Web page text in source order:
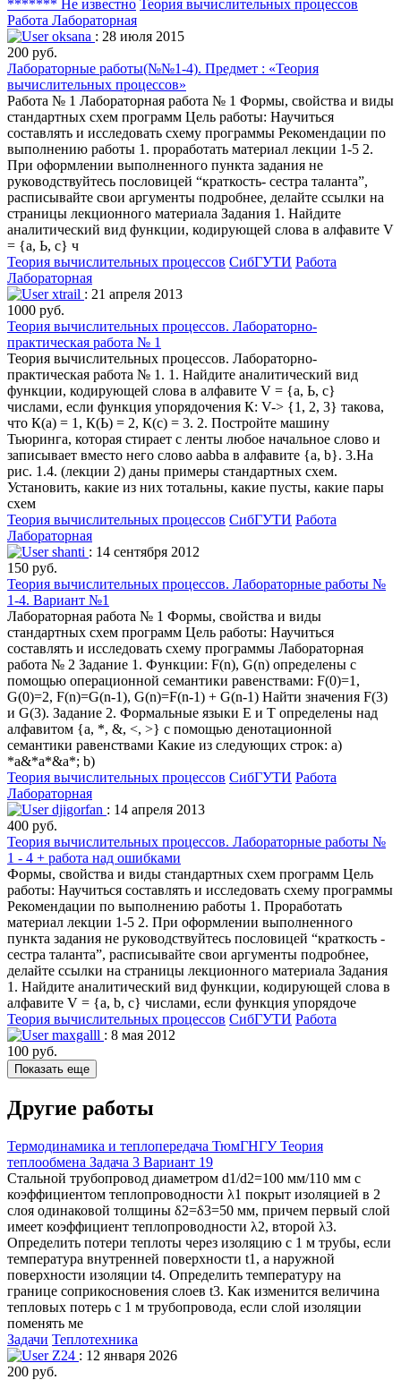
******* Не известно Теория вычислительных процессов
Работа Лабораторная
oksana : 28 июля 2015
200 руб.
Лабораторные работы(№№1-4). Предмет : «Теория
вычислительных процессов»
Работа № 1 Лабораторная работа № 1 Формы, свойства и виды
стандартных схем программ Цель работы: Научиться
составлять и исследовать схему программы Рекомендации по
выполнению работы 1. проработать материал лекции 1-5 2.
При оформлении выполненного пункта задания не
руководствуйтесь пословицей “краткость- сестра таланта”,
расписывайте свои аргументы подробнее, делайте ссылки на
страницы лекционного материала Задания 1. Найдите
аналитический вид функции, кодирующей слова в алфавите V
= {а, Ь, c} ч
Теория вычислительных процессов СибГУТИ Работа
Лабораторная
xtrail : 21 апреля 2013
1000 руб.
Теория вычислительных процессов. Лабораторно-
практическая работа № 1
Теория вычислительных процессов. Лабораторно-
практическая работа № 1. 1. Найдите аналитический вид
функции, кодирующей слова в алфавите V = {а, Ь, c}
числами, если функция упорядочения К: V-> {1, 2, 3} такова,
что К(а) = 1, К(Ь) = 2, К(с) = 3. 2. Постройте машину
Тьюринга, которая стирает с ленты любое начальное слово и
записывает вместо него слово aabba в алфавите {а, b}. 3.На
рис. 1.4. (лекции 2) даны примеры стандартных схем.
Установить, какие из них тотальны, какие пусты, какие пары
схем
Теория вычислительных процессов СибГУТИ Работа
Лабораторная
shanti : 14 сентября 2012
150 руб.
Теория вычислительных процессов. Лабораторные работы №
1-4. Вариант №1
Лабораторная работа № 1 Формы, свойства и виды
стандартных схем программ Цель работы: Научиться
составлять и исследовать схему программы Лабораторная
работа № 2 Задание 1. Функции: F(n), G(n) определены с
помощью операционной семантики равенствами: F(0)=1,
G(0)=2, F(n)=G(n-1), G(n)=F(n-1) + G(n-1) Найти значения F(3)
и G(3). Задание 2. Формальные языки Е и Т определены над
алфавитом {а, *, &, <, >} с помощью денотационной
семантики равенствами Какие из следующих строк: a)
*а&*а*&а*; b)
Теория вычислительных процессов СибГУТИ Работа
Лабораторная
djigorfan : 14 апреля 2013
400 руб.
Теория вычислительных процессов. Лабораторные работы №
1 - 4 + работа над ошибками
Формы, свойства и виды стандартных схем программ Цель
работы: Научиться составлять и исследовать схему программы
Рекомендации по выполнению работы 1. Проработать
материал лекции 1-5 2. При оформлении выполненного
пункта задания не руководствуйтесь пословицей “краткость -
сестра таланта”, расписывайте свои аргументы подробнее,
делайте ссылки на страницы лекционного материала Задания
1. Найдите аналитический вид функции, кодирующей слова в
алфавите V = {а, b, c} числами, если функция упорядоче
Теория вычислительных процессов СибГУТИ Работа
maxgalll : 8 мая 2012
100 руб.
Показать еще
Другие работы
Термодинамика и теплопередача ТюмГНГУ Теория
теплообмена Задача 3 Вариант 19
Стальной трубопровод диаметром d1/d2=100 мм/110 мм с
коэффициентом теплопроводности λ1 покрыт изоляцией в 2
слоя одинаковой толщины δ2=δ3=50 мм, причем первый слой
имеет коэффициент теплопроводности λ2, второй λ3.
Определить потери теплоты через изоляцию с 1 м трубы, если
температура внутренней поверхности t1, а наружной
поверхности изоляции t4. Определить температуру на
границе соприкосновения слоев t3. Как изменится величина
тепловых потерь с 1 м трубопровода, если слой изоляции
поменять ме
Задачи Теплотехника
Z24 : 12 января 2026
200 руб.